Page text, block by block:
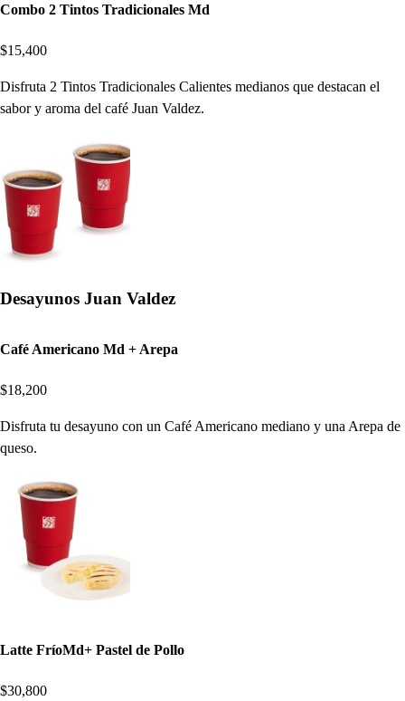
Combo 2 Tintos Tradicionales Md
$15,400
Disfruta 2 Tintos Tradicionales Calientes medianos que destacan el
sabor y aroma del café Juan Valdez.
Desayunos Juan Valdez
Café Americano Md + Arepa
$18,200
Disfruta tu desayuno con un Café Americano mediano y una Arepa de
queso.
Latte FríoMd+ Pastel de Pollo
$30,800